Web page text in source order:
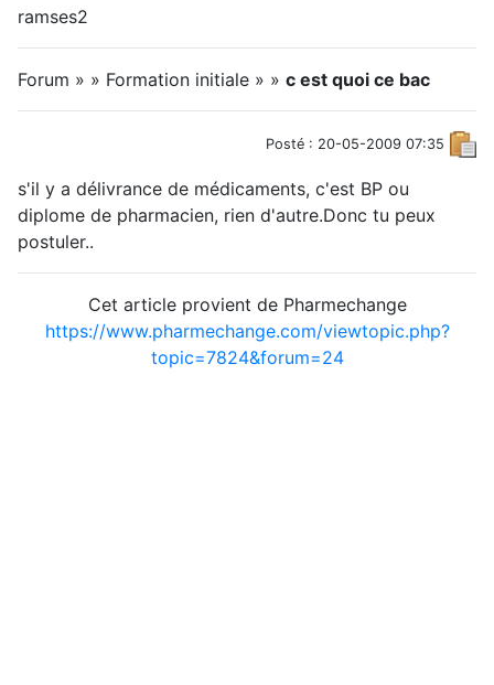
ramses2
Forum » » Formation initiale » » c est quoi ce bac
Posté : 20-05-2009 07:35
s'il y a délivrance de médicaments, c'est BP ou
diplome de pharmacien, rien d'autre.Donc tu peux
postuler..
Cet article provient de Pharmechange
https://www.pharmechange.com/viewtopic.php?
topic=7824&forum=24